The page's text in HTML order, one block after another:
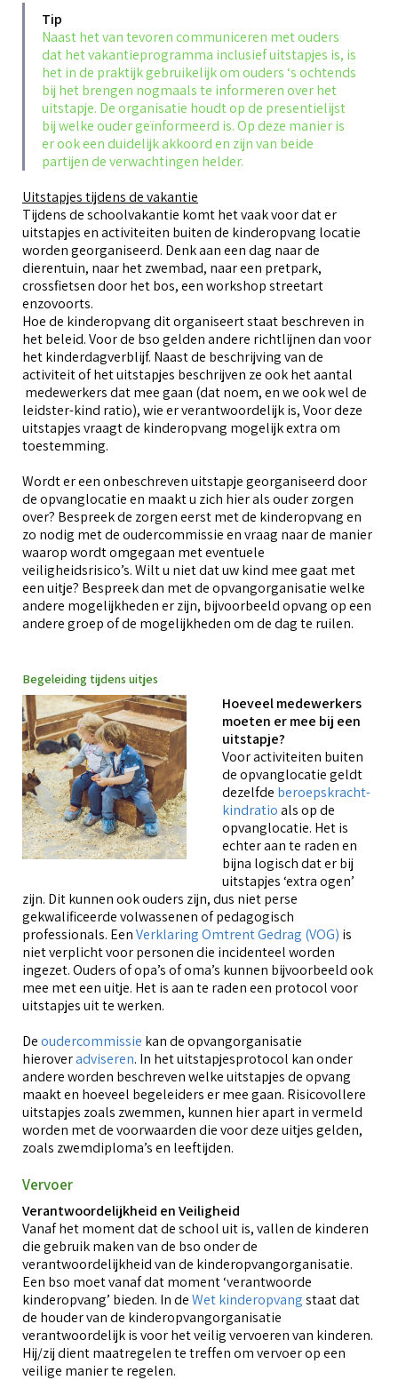
Tip
Naast het van tevoren communiceren met ouders
dat het vakantieprogramma inclusief uitstapjes is, is
het in de praktijk gebruikelijk om ouders ‘s ochtends
bij het brengen nogmaals te informeren over het
uitstapje. De organisatie houdt op de presentielijst
bij welke ouder geïnformeerd is. Op deze manier is
er ook een duidelijk akkoord en zijn van beide
partijen de verwachtingen helder.
Uitstapjes tijdens de vakantie
Tijdens de schoolvakantie komt het vaak voor dat er
uitstapjes en activiteiten buiten de kinderopvang locatie
worden georganiseerd. Denk aan een dag naar de
dierentuin, naar het zwembad, naar een pretpark,
crossfietsen door het bos, een workshop streetart
enzovoorts.
Hoe de kinderopvang dit organiseert staat beschreven in
het beleid. Voor de bso gelden andere richtlijnen dan voor
het kinderdagverblijf. Naast de beschrijving van de
activiteit of het uitstapjes beschrijven ze ook het aantal
medewerkers dat mee gaan (dat noem, en we ook wel de
leidster-kind ratio), wie er verantwoordelijk is, Voor deze
uitstapjes vraagt de kinderopvang mogelijk extra om
toestemming.
Wordt er een onbeschreven uitstapje georganiseerd door
de opvanglocatie en maakt u zich hier als ouder zorgen
over? Bespreek de zorgen eerst met de kinderopvang en
zo nodig met de oudercommissie en vraag naar de manier
waarop wordt omgegaan met eventuele
veiligheidsrisico’s. Wilt u niet dat uw kind mee gaat met
een uitje? Bespreek dan met de opvangorganisatie welke
andere mogelijkheden er zijn, bijvoorbeeld opvang op een
andere groep of de mogelijkheden om de dag te ruilen.
Begeleiding tijdens uitjes
Hoeveel medewerkers
moeten er mee bij een
uitstapje?
Voor activiteiten buiten
de opvanglocatie geldt
dezelfde beroepskracht-
kindratioals op de
opvanglocatie. Het is
echter aan te raden en
bijna logisch dat er bij
uitstapjes ‘extra ogen’
zijn. Dit kunnen ook ouders zijn, dus niet perse
gekwalificeerde volwassenen of pedagogisch
professionals. EenVerklaring Omtrent Gedrag (VOG) is
niet verplicht voor personen die incidenteel worden
ingezet. Ouders of opa’s of oma’s kunnen bijvoorbeeld ook
mee met een uitje. Het is aan te raden een protocol voor
uitstapjes uit te werken.
Deoudercommissie kan de opvangorganisatie
hieroveradviseren. In het uitstapjesprotocol kan onder
andere worden beschreven welke uitstapjes de opvang
maakt en hoeveel begeleiders er mee gaan. Risicovollere
uitstapjes zoals zwemmen, kunnen hier apart in vermeld
worden met de voorwaarden die voor deze uitjes gelden,
zoals zwemdiploma’s en leeftijden.
Vervoer
Verantwoordelijkheid en Veiligheid
Vanaf het moment dat de school uit is, vallen de kinderen
die gebruik maken van de bso onder de
verantwoordelijkheid van de kinderopvangorganisatie.
Een bso moet vanaf dat moment ‘verantwoorde
kinderopvang’ bieden. In deWet kinderopvangstaat dat
de houder van de kinderopvangorganisatie
verantwoordelijk is voor het veilig vervoeren van kinderen.
Hij/zij dient maatregelen te treffen om vervoer op een
veilige manier te regelen.